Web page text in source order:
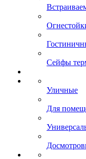
Сейфы
Уличные
Для